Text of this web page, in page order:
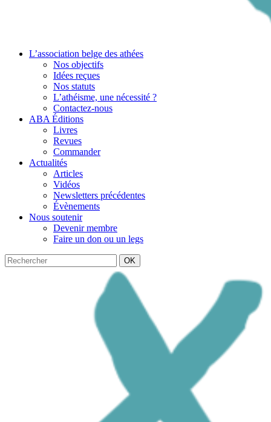
L’association belge des athées
Nos objectifs
Idées reçues
Nos statuts
L’athéisme, une nécessité ?
Contactez-nous
ABA Éditions
Livres
Revues
Commander
Actualités
Articles
Vidéos
Newsletters précédentes
Évènements
Nous soutenir
Devenir membre
Faire un don ou un legs
OK